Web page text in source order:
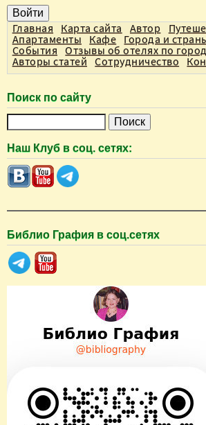
л
а
д
к
и
Главная Карта сайта Автор
Апартаменты
Кафе Города и
События
Отзывы об отелях по
Авторы статей
Сотрудничество
Поиск по сайту
и
с
к
Наш Клуб в соц. сетях:
Библио Графия в соц.сетях